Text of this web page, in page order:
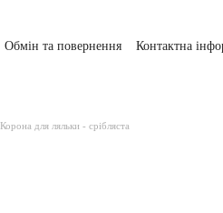
Обмін та повернення Контактна
Корона для ляльки - срібляста